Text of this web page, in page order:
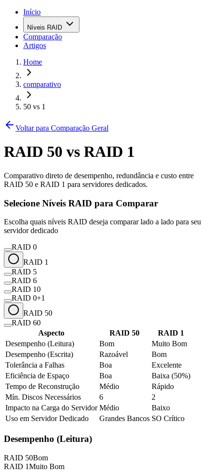
Início
Níveis RAID
Comparação
Artigos
Home
comparativo
50 vs 1
Voltar para Comparação Geral
RAID 50 vs RAID 1
Comparativo direto de desempenho, redundância e custo entre
RAID 50 e RAID 1 para servidores dedicados.
Selecione Níveis RAID para Comparar
Escolha quais níveis RAID deseja comparar lado a lado para seu
servidor dedicado
RAID 0
RAID 1
RAID 5
RAID 6
RAID 10
RAID 0+1
RAID 50
RAID 60
Aspecto
RAID 50 RAID 1
Desempenho (Leitura)
Bom
Muito Bom
Desempenho (Escrita)
Razoável
Bom
Tolerância a Falhas
Boa
Excelente
Eficiência de Espaço
Boa
Baixa (50%)
Tempo de Reconstrução
Médio
Rápido
Mín. Discos Necessários
6
2
Impacto na Carga do Servidor Médio
Baixo
Uso em Servidor Dedicado
Grandes Bancos SO Crítico
Desempenho (Leitura)
RAID 50Bom
RAID 1Muito Bom